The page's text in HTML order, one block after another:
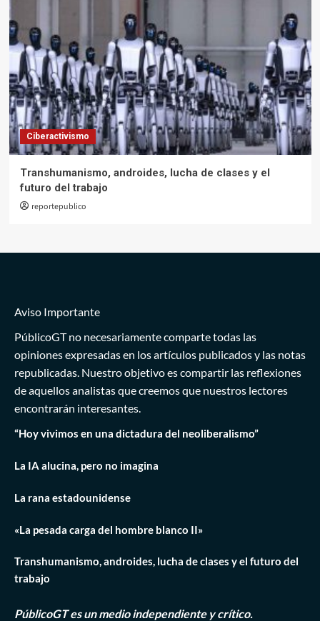
Ciberactivismo
Transhumanismo, androides, lucha de clases y el
futuro del trabajo
reportepublico
Aviso Importante
PúblicoGT no necesariamente comparte todas las
opiniones expresadas en los artículos publicados y las notas
republicadas. Nuestro objetivo es compartir las reflexiones
de aquellos analistas que creemos que nuestros lectores
encontrarán interesantes.
“Hoy vivimos en una dictadura del neoliberalismo”
La IA alucina, pero no imagina
La rana estadounidense
«La pesada carga del hombre blanco II»
Transhumanismo, androides, lucha de clases y el futuro del
trabajo
PúblicoGT es un medio independiente y crítico.